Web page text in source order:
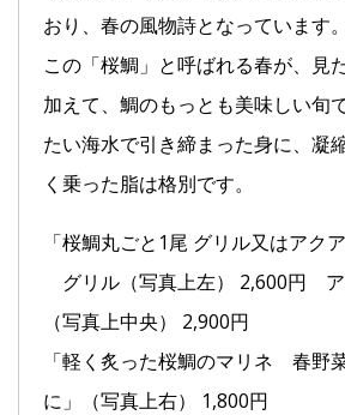
おり、春の風物詩となっています。
この「桜鯛」と呼ばれる春が、見
加えて、鯛のもっとも美味しい旬
たい海水で引き締まった身に、凝
く乗った脂は格別です。
「桜鯛丸ごと1尾 グリル又はアク
グリル（写真上左） 2,600円
（写真上中央） 2,900円
「軽く炙った桜鯛のマリネ 春野
に」（写真上右） 1,800円